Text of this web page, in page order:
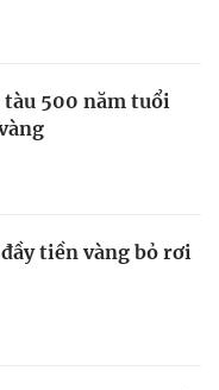
500 năm tuổi
tiền vàng bỏ rơi